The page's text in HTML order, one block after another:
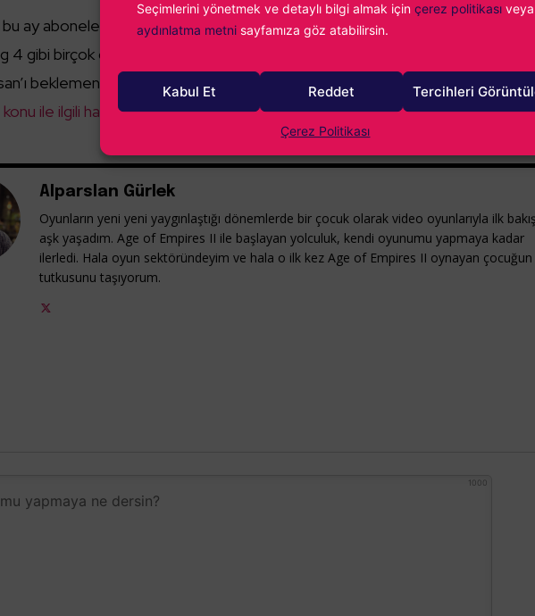
Seçimlerini yönetmek ve detaylı bilgi almak için çerez politikası veya
aydınlatma metni sayfamıza göz atabilirsin.
Kabul Et Reddet Tercihleri
Çerez Politikası
ay abonelerine Wolfenstein: The New Order, The Beast Inside,
4 gibi birçok oyunu ücretsiz vermişti. Önümüzdeki günlerde dağıtılacak 4
beklemeniz gerekecek. Dağıtılan tüm oyunlar ve dağıtılacak olanlarla ilgili
konu ile ilgili haberimizdenokuyabilirsiniz.
Alparslan Gürlek
Oyunların yeni yeni yaygınlaştığı dönemlerde bir çocuk olarak video oyunlarıyla ilk
aşk yaşadım. Age of Empires II ile başlayan yolculuk, kendi oyunumu yapmaya kadar
ilerledi. Hala oyun sektöründeyim ve hala o ilk kez Age of Empires II oynayan çocuğun
tutkusunu taşıyorum.
1000